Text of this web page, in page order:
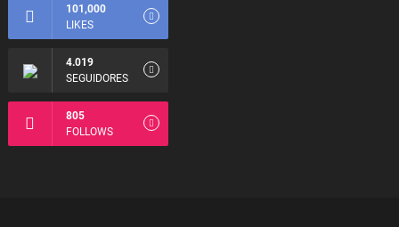
101,000
LIKES
4.019
SEGUIDORES
805
FOLLOWS